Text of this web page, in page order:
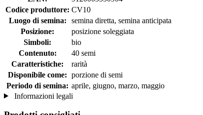
Codice produttore: CV10
Luogo di semina:
semina diretta, semina anticipata
Posizione:
posizione soleggiata
Simboli:
bio
Contenuto:
40 semi
Caratteristiche:
rarità
Disponibile come: porzione di semi
Periodo di semina: aprile, giugno, marzo, maggio
Informazioni legali